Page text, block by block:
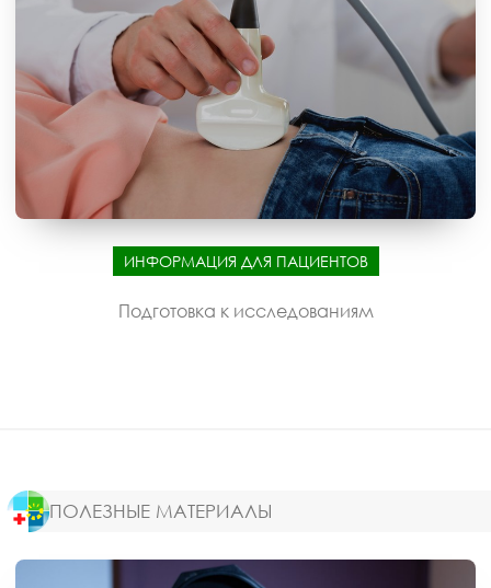
ИНФОРМАЦИЯ ДЛЯ ПАЦИЕНТОВ
Подготовка к исследованиям
ПОЛЕЗНЫЕ МАТЕРИАЛЫ